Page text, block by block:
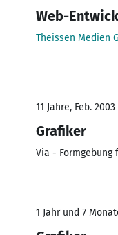
Web-
Theissen Medien
11 Jahre, Feb.
Grafiker
Via -
1 Jahr und 7